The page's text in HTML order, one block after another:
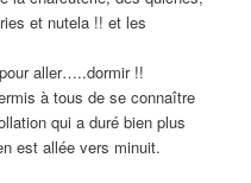
et nutela !! et les
aller…..dormir !!
à tous de se connaître
qui a duré bien plus
est allée vers minuit.